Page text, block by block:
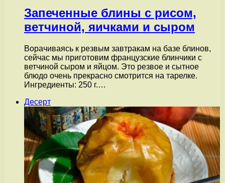
Запеченные блины с рисом,
ветчиной, яичками и сыром
Ворачиваясь к резвым завтракам на базе блинов,
сейчас мы приготовим французские блинчики с
ветчиной сыром и яйцом. Это резвое и сытное
блюдо очень прекрасно смотрится на тарелке.
Ингредиенты: 250 г.…
Десерт